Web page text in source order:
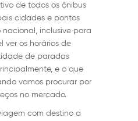
de todos os ônibus
cidades e pontos
nacional, inclusive para
ver os horários de
de paradas
e o que
vamos procurar por
no mercado.
com destino a